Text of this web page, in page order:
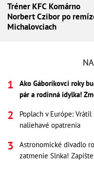
Tréner KFC Komárno
Norbert Czibor po
Michalovciach
Ako Gáboríkovci roky
pár a rodinná idylka!
Poplach v Európe:
naliehavé opatrenia
Astronomické divadlo
zatmenie Slnka!